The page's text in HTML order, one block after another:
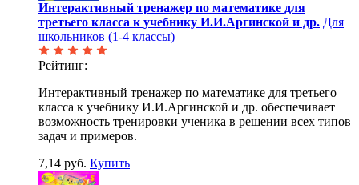
Интерактивный тренажер по математике для
третьего класса к учебнику И.И.Аргинской и др. Для
школьников (1-4 классы)
Рейтинг:
Интерактивный тренажер по математике для третьего
класса к учебнику И.И.Аргинской и др. обеспечивает
возможность тренировки ученика в решении всех типов
задач и примеров.
7,14 руб. Купить